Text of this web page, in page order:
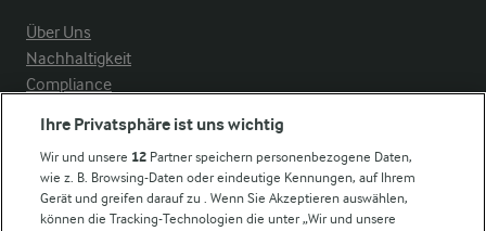
Über Uns
Nachhaltigkeit
Compliance
Arla in anderen Ländern
Ihre Privatsphäre ist uns wichtig
Wir und unsere 12 Partner speichern personenbezogene Daten,
wie z. B. Browsing-Daten oder eindeutige Kennungen, auf Ihrem
Gerät und greifen darauf zu . Wenn Sie Akzeptieren auswählen,
können die Tracking-Technologien die unter „Wir und unsere